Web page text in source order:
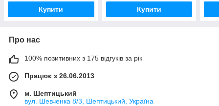
Купити Купити
Про нас
100% позитивних з 175 відгуків за рік
Працює з 26.06.2013
м. Шептицький
вул. Шевченка 8/3, Шептицький, Україна